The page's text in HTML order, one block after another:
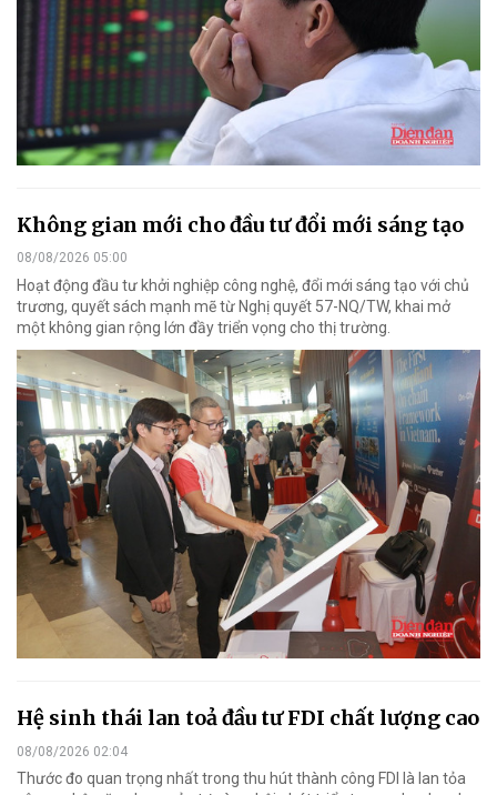
Không gian mới cho đầu tư đổi mới sáng tạo
08/08/2026 05:00
Hoạt động đầu tư khởi nghiệp công nghệ, đổi mới sáng tạo với chủ
trương, quyết sách mạnh mẽ từ Nghị quyết 57-NQ/TW, khai mở
một không gian rộng lớn đầy triển vọng cho thị trường.
Hệ sinh thái lan toả đầu tư FDI chất lượng cao
08/08/2026 02:04
Thước đo quan trọng nhất trong thu hút thành công FDI là lan tỏa